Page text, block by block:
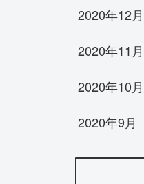
2020年12月
2020年11月
2020年10月
2020年9月